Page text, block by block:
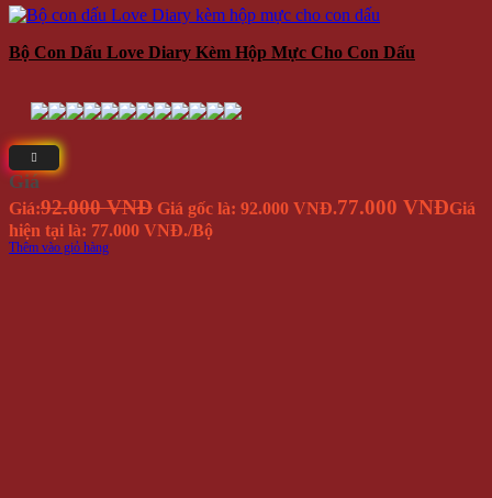
Bộ Con Dấu Love Diary Kèm Hộp Mực Cho Con Dấu
Giá
Giá:92.000 VNĐ Giá gốc là: 92.000 VNĐ.77.000 VNĐGiá
hiện tại là: 77.000 VNĐ./Bộ
Thêm vào giỏ hàng